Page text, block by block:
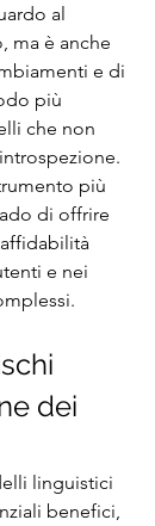
al
ma è anche
e di
più
che non
più
di offrire
e nei
dei
linguistici
benefici,